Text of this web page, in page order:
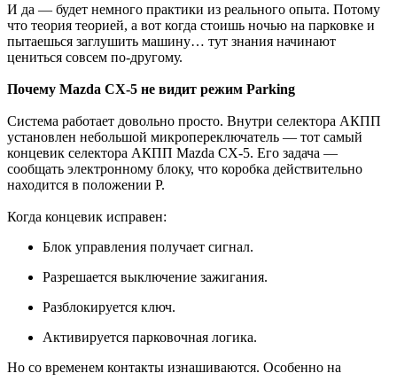
И да — будет немного практики из реального опыта. Потому
что теория теорией, а вот когда стоишь ночью на парковке и
пытаешься заглушить машину… тут знания начинают
цениться совсем по-другому.
Почему Mazda CX-5 не видит режим Parking
Система работает довольно просто. Внутри селектора АКПП
установлен небольшой микропереключатель — тот самый
концевик селектора АКПП Mazda CX-5. Его задача —
сообщать электронному блоку, что коробка действительно
находится в положении P.
Когда концевик исправен:
Блок управления получает сигнал.
Разрешается выключение зажигания.
Разблокируется ключ.
Активируется парковочная логика.
Но со временем контакты изнашиваются. Особенно на